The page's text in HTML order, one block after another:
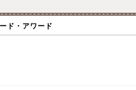
ド・アワード